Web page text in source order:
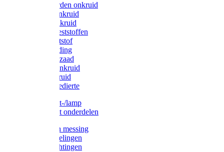
Protect Garden onkruid
Diversen onkruid
Solabiol onkruid
Solabiol meststoffen
Pokon meststof
Pokon voeding
Pokon graszaad
Roundup onkruid
Pokon onkruid
Pokon ongedierte
Vliegenkast-/lamp
Vliegenkast onderdelen
Zuigkorven messing
Geka koppelingen
Geka afdichtingen